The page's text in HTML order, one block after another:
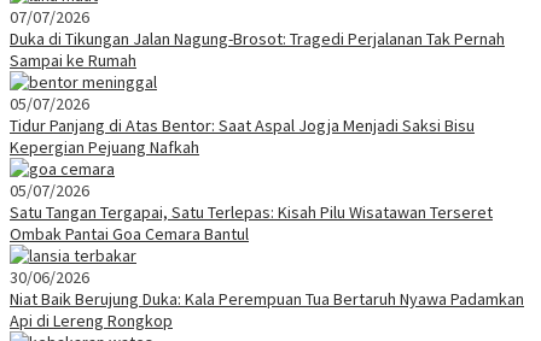
07/07/2026
Duka di Tikungan Jalan Nagung-Brosot: Tragedi Perjalanan Tak Pernah
Sampai ke Rumah
05/07/2026
Tidur Panjang di Atas Bentor: Saat Aspal Jogja Menjadi Saksi Bisu
Kepergian Pejuang Nafkah
05/07/2026
Satu Tangan Tergapai, Satu Terlepas: Kisah Pilu Wisatawan Terseret
Ombak Pantai Goa Cemara Bantul
30/06/2026
Niat Baik Berujung Duka: Kala Perempuan Tua Bertaruh Nyawa Padamkan
Api di Lereng Rongkop